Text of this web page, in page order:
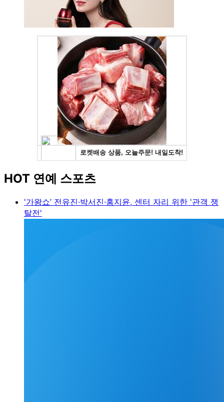
HOT 연예 스포츠
'가왕쇼’ 전유진·박서진·홍지윤, 센터 자리 위한 '관객 쟁
탈전'